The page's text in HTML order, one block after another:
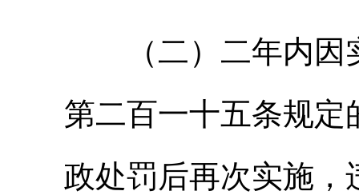
（二）二年内因
第二百一十五条规
政处罚后再次实施